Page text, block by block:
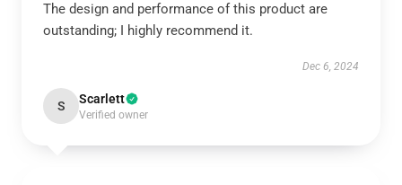
The design and performance of this product are
outstanding; I highly recommend it.
Dec 6, 2024
S Scarlett
Verified owner